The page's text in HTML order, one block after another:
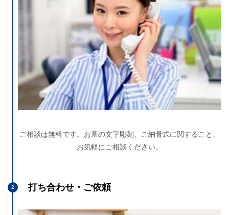
ご相談は無料です。お墓の文字彫刻、ご納骨式に関すること、
お気軽にご相談ください。
打ち合わせ・ご依頼